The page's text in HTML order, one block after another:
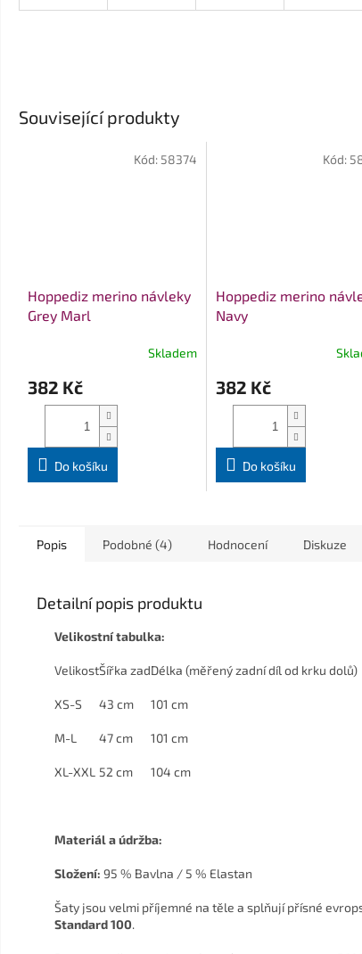
Související produkty
Hoppediz merino návleky
Grey Marl
Skladem
382 Kč
Do košíku
Kód: 58374
Hoppediz merino
Navy
382 Kč
Do košíku
Kód:
Popis Podobné (4) Hodnocení Diskuze
Detailní popis produktu
Velikostní tabulka:
VelikostŠířka zadDélka (měřený zadní díl od krku dolů)
XS-S 43 cm 101 cm
M-L 47 cm 101 cm
XL-XXL 52 cm 104 cm
Materiál a údržba:
Složení: 95 % Bavlna / 5 % Elastan
Šaty jsou velmi příjemné na těle a splňují přísné
Standard 100.